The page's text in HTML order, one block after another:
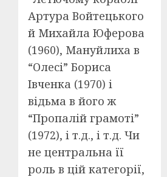
Артура Войтецького
й Михайла Юферова
(1960), Мануйлиха в
“Олесі” Бориса
Івченка (1970) і
відьма в його ж
“Пропалій грамоті”
(1972), і т.д., і т.д. Чи
не центральна її
роль в цій категорії,